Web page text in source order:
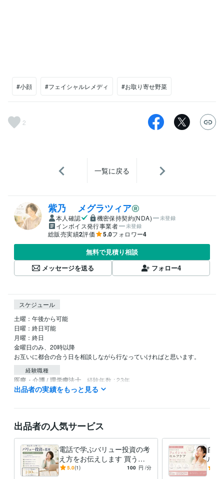
#小顔 #フェイシャルレメディ #お取り寄せ野菜
2
一覧に戻る
紫乃 メグラツィア
本人確認 機密保持契約(NDA) 未登録
インボイス発行事業者 未登録
総販売実績2評価 5.0フォロワー4
無料で見積り相談
メッセージを送る
フォロー4
スケジュール
土曜：午後から可能
日曜：終日可能
月曜：終日
金曜日のみ、20時以降
お互いに都合の合う日を相談しながら行なっていければと思います。
経験職種
医療・介護 / 理学療法士 経験年数 : 23年
ライフスタイル・その他 / 占い師
ライフスタイル・その他 / その他 経験年数 : 23年
受賞歴
嚥下障害について
資格・検定
言語聴覚士 取得年 : 2002年
出品者の実績をもっと見る
出品者の人気サービス
電話で学ぶバリュー投資の考
え方をお伝えします 買う勇
気より見極める目を育てる
5.0(1) 100 円 /分
自身
ルフ
語聴